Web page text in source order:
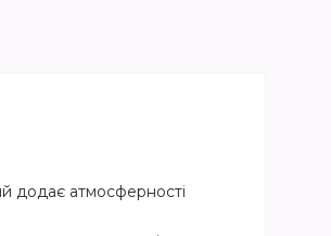
додає атмосферності